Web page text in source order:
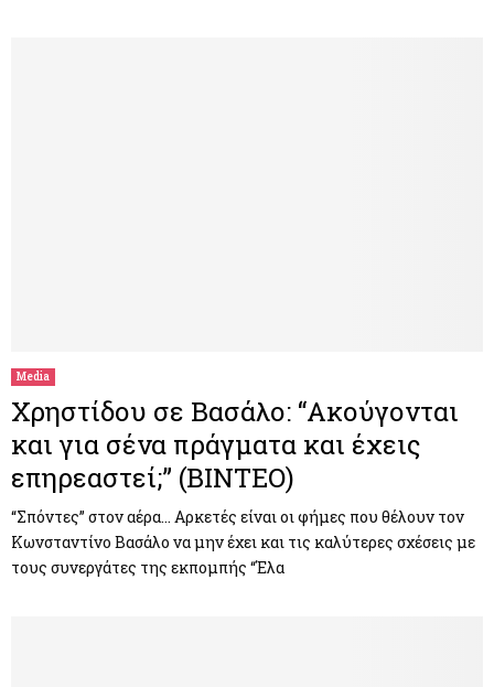
Media
Χρηστίδου σε Βασάλο: “Ακούγονται
και για σένα πράγματα και έχεις
επηρεαστεί;” (ΒΙΝΤΕΟ)
“Σπόντες” στον αέρα… Αρκετές είναι οι φήμες που θέλουν τον
Κωνσταντίνο Βασάλο να μην έχει και τις καλύτερες σχέσεις με
τους συνεργάτες της εκπομπής “Έλα